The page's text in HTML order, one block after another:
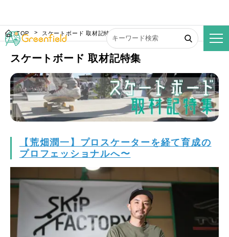
TOP スケートボード 取材記特集
スケートボード 取材記特集
【荒畑潤一】プロスケーターを経て育成の
プロフェッショナルへ〜